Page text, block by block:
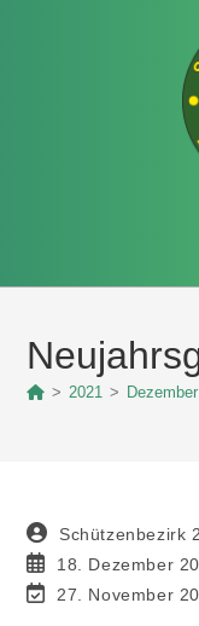
> 2021 > Dezember
Schützenbezirk
18. Dezember
27. November